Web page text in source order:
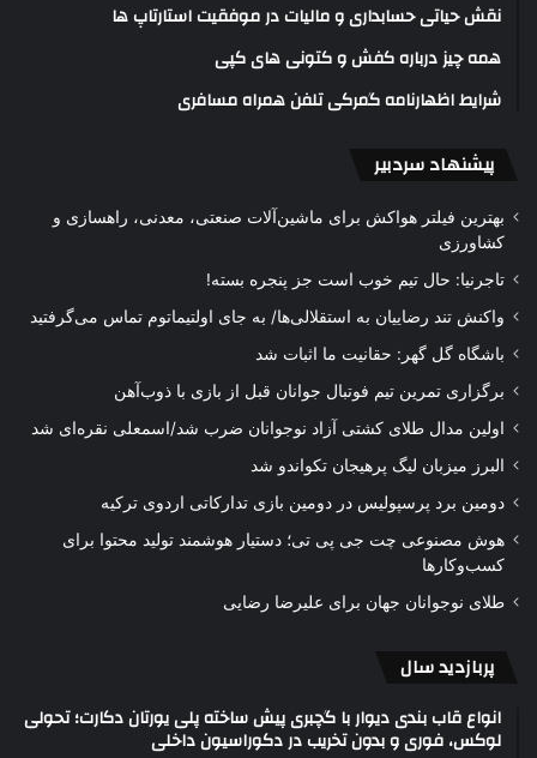
نقش حیاتی حسابداری و مالیات در موفقیت استارتاپ ها
همه چیز درباره کفش و کتونی های کپی
شرایط اظهارنامه گمرکی تلفن همراه مسافری
پیشنهاد سردبیر
بهترین فیلتر هواکش برای ماشین‌آلات صنعتی، معدنی، راهسازی و
کشاورزی
تاجرنیا: حال تیم خوب است جز پنجره بسته!
واکنش تند رضاییان به استقلالی‌ها/ به جای اولتیماتوم تماس می‌گرفتید
باشگاه گل گهر: حقانیت ما اثبات شد
برگزاری تمرین تیم فوتبال جوانان قبل از بازی با ذوب‌آهن
اولین مدال طلای کشتی آزاد نوجوانان ضرب شد/اسمعلی نقره‌ای شد
البرز میزبان لیگ پرهیجان تکواندو شد
دومین برد پرسپولیس در دومین بازی تدارکاتی اردوی ترکیه
هوش مصنوعی چت جی پی تی؛ دستیار هوشمند تولید محتوا برای
کسب‌وکارها
طلای نوجوانان جهان برای علیرضا رضایی
پربازدید سال
انواع قاب بندی دیوار با گچبری پیش ساخته پلی یورتان دکارت؛ تحولی
لوکس، فوری و بدون تخریب در دکوراسیون داخلی